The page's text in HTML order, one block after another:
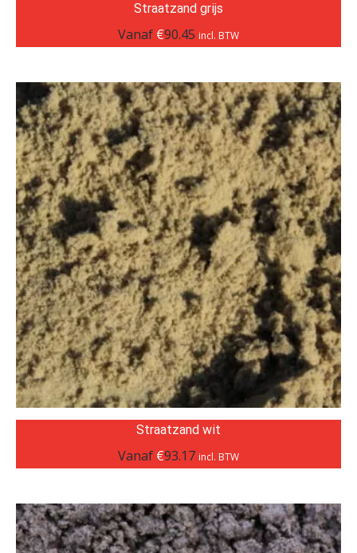
Straatzand grijs
Vanaf €90.45 incl. BTW
Straatzand wit
Vanaf €93.17 incl. BTW